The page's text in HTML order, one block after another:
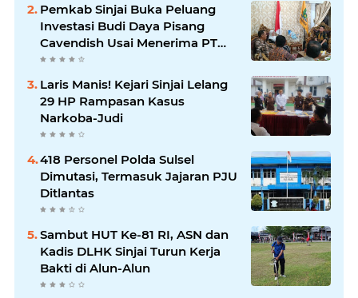
Pemkab Sinjai Buka Peluang
Investasi Budi Daya Pisang
Cavendish Usai Menerima PT
GGF
Laris Manis! Kejari Sinjai Lelang
29 HP Rampasan Kasus
Narkoba-Judi
418 Personel Polda Sulsel
Dimutasi, Termasuk Jajaran PJU
Ditlantas
Sambut HUT Ke-81 RI, ASN dan
Kadis DLHK Sinjai Turun Kerja
Bakti di Alun-Alun